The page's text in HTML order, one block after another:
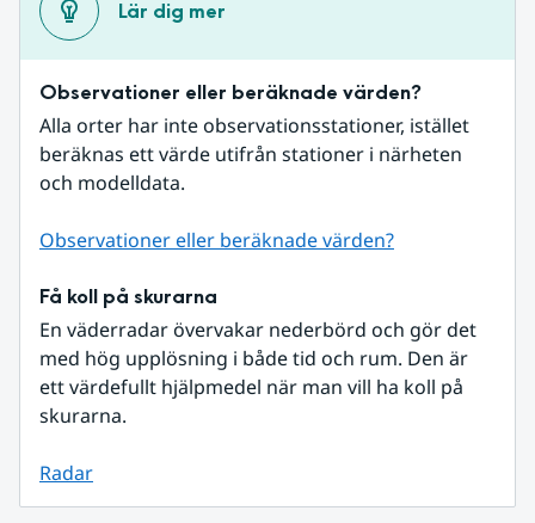
Lär dig mer
Observationer eller beräknade värden?
Alla orter har inte observationsstationer, istället
beräknas ett värde utifrån stationer i närheten
och modelldata.
Observationer eller beräknade värden?
Få koll på skurarna
En väderradar övervakar nederbörd och gör det
med hög upplösning i både tid och rum. Den är
ett värdefullt hjälpmedel när man vill ha koll på
skurarna.
Radar